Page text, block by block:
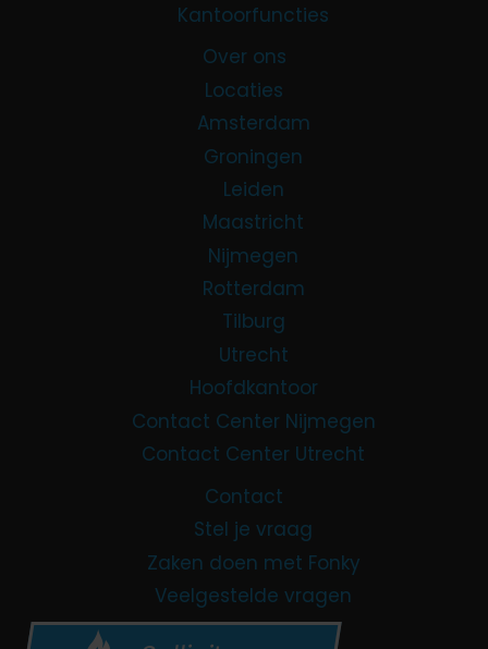
Kantoorfuncties
Over ons
Locaties
Amsterdam
Groningen
Leiden
Maastricht
Nijmegen
Rotterdam
Tilburg
Utrecht
Hoofdkantoor
Contact Center Nijmegen
Contact Center Utrecht
Contact
Stel je vraag
Zaken doen met Fonky
Veelgestelde vragen